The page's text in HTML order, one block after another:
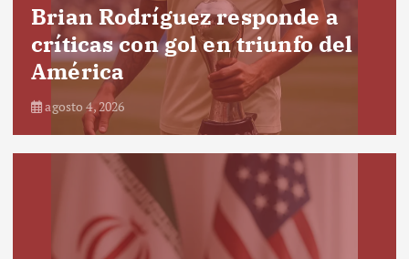
Brian Rodríguez responde a
críticas con gol en triunfo del
América
agosto 4, 2026